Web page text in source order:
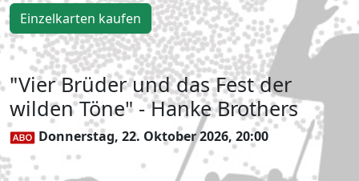
Einzelkarten kaufen
"Vier Brüder und das Fest der
wilden Töne" - Hanke Brothers
Donnerstag, 22. Oktober 2026, 20:00